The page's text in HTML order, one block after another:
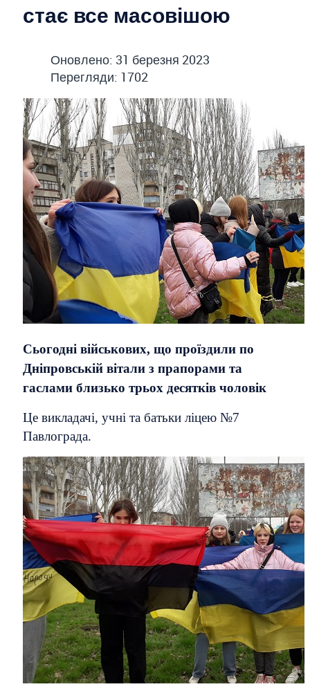
стає все масовішою
Оновлено: 31 березня 2023
Перегляди: 1702
Сьогодні військових, що проїздили по
Дніпровській вітали з прапорами та
гаслами близько трьох десятків чоловік
Це викладачі, учні та батьки ліцею №7
Павлограда.